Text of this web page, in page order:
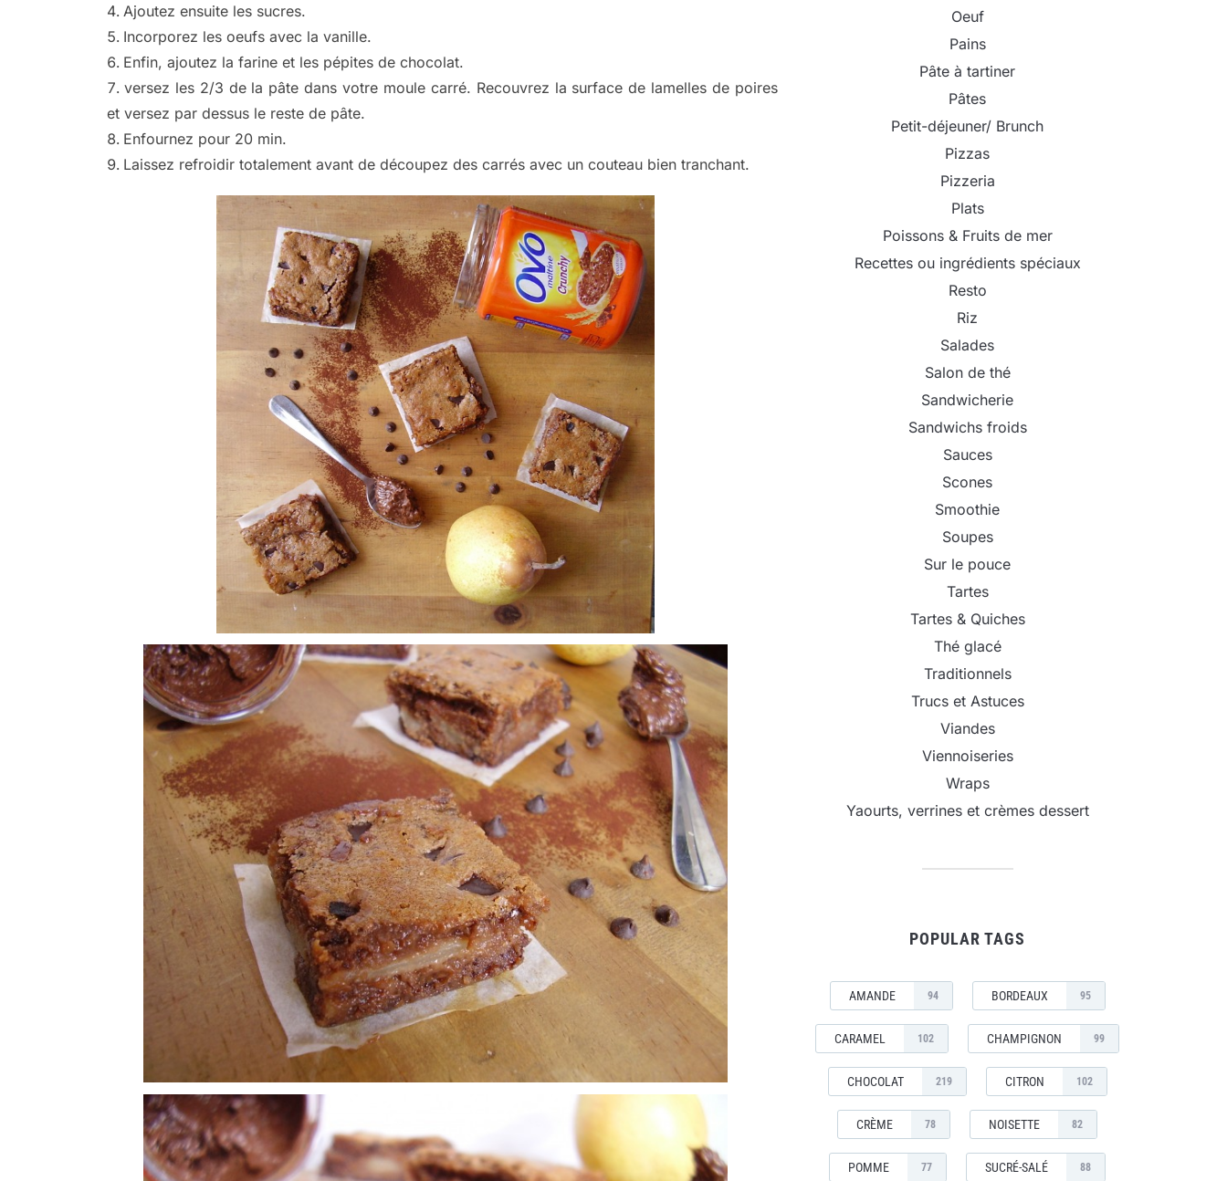
Ajoutez ensuite les sucres.
Incorporez les oeufs avec la vanille.
Enfin, ajoutez la farine et les pépites de chocolat.
versez les 2/3 de la pâte dans votre moule carré. Recouvrez la surface de lamelles de poires
et versez par dessus le reste de pâte.
Enfournez pour 20 min.
Laissez refroidir totalement avant de découpez des carrés avec un couteau bien tranchant.
Oeuf
Pains
Pâte à tartiner
Pâtes
Petit-déjeuner/ Brunch
Pizzas
Pizzeria
Plats
Poissons & Fruits de mer
Recettes ou ingrédients spéciaux
Resto
Riz
Salades
Salon de thé
Sandwicherie
Sandwichs froids
Sauces
Scones
Smoothie
Soupes
Sur le pouce
Tartes
Tartes & Quiches
Thé glacé
Traditionnels
Trucs et Astuces
Viandes
Viennoiseries
Wraps
Yaourts, verrines et crèmes dessert
POPULAR TAGS
AMANDE 94 BORDEAUX 95
CARAMEL 102 CHAMPIGNON 99
CHOCOLAT 219 CITRON 102
CRÈME 78 NOISETTE 82
POMME 77 SUCRÉ-SALÉ 88